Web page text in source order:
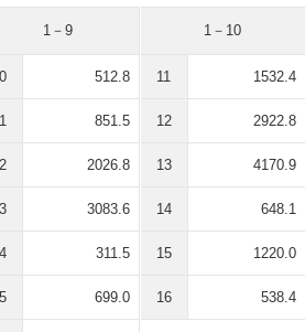
1－9
512.8
851.5
2026.8
3083.6
311.5
699.0
1－10
11 1532.4
12 2922.8
13 4170.9
14 648.1
15 1220.0
16 538.4